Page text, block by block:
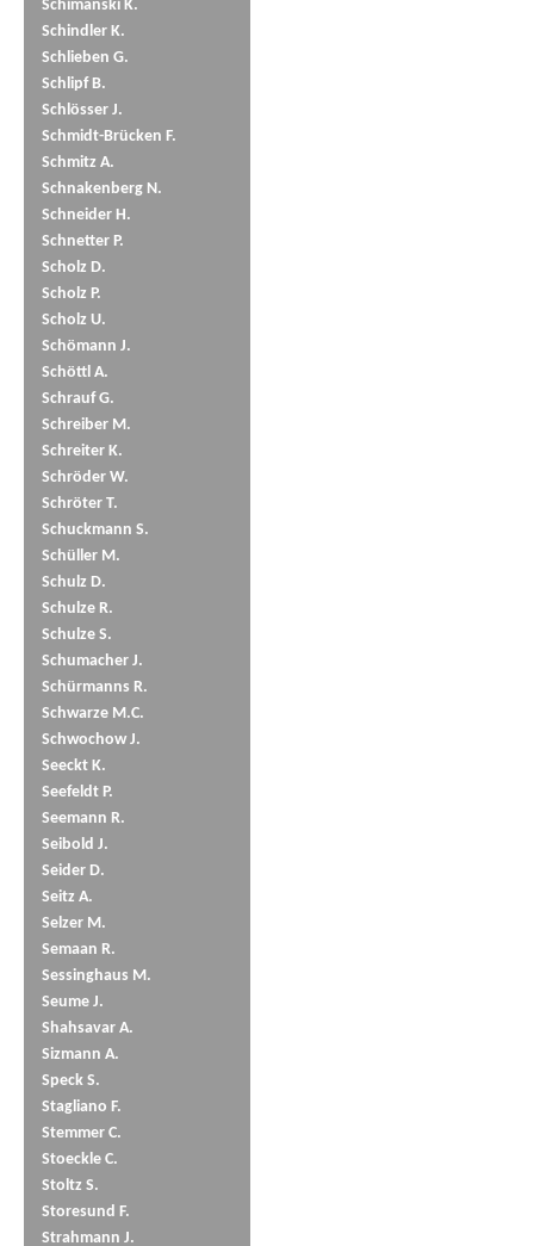
Schimanski K.
Schindler K.
Schlieben G.
Schlipf B.
Schlösser J.
Schmidt-Brücken F.
Schmitz A.
Schnakenberg N.
Schneider H.
Schnetter P.
Scholz D.
Scholz P.
Scholz U.
Schömann J.
Schöttl A.
Schrauf G.
Schreiber M.
Schreiter K.
Schröder W.
Schröter T.
Schuckmann S.
Schüller M.
Schulz D.
Schulze R.
Schulze S.
Schumacher J.
Schürmanns R.
Schwarze M.C.
Schwochow J.
Seeckt K.
Seefeldt P.
Seemann R.
Seibold J.
Seider D.
Seitz A.
Selzer M.
Semaan R.
Sessinghaus M.
Seume J.
Shahsavar A.
Sizmann A.
Speck S.
Stagliano F.
Stemmer C.
Stoeckle C.
Stoltz S.
Storesund F.
Strahmann J.